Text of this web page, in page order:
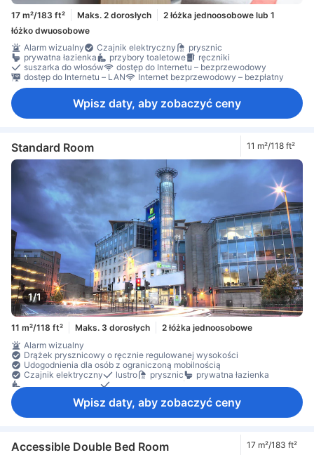
17 m²/183 ft² Maks. 2 dorosłych
2 łóżka jednoosobowe lub 1
łóżko dwuosobowe
Alarm wizualny
Czajnik elektryczny
prysznic
prywatna łazienka
przybory toaletowe
ręczniki
suszarka do włosów
dostęp do Internetu – bezprzewodowy
dostęp do Internetu – LAN
Internet bezprzewodowy – bezpłatny
Wpisz daty, aby zobaczyć ceny
Standard Room 11 m²/118 ft²
1/1
11 m²/118 ft² Maks. 3 dorosłych
2 łóżka jednoosobowe
Alarm wizualny
Drążek prysznicowy o ręcznie regulowanej wysokości
Udogodnienia dla osób z ograniczoną mobilnością
Czajnik elektryczny
lustro prysznic
prywatna łazienka
przybory toaletowe
suszarka do włosów
Wpisz daty, aby zobaczyć ceny
Accessible Double Bed Room 17 m²/183 ft²